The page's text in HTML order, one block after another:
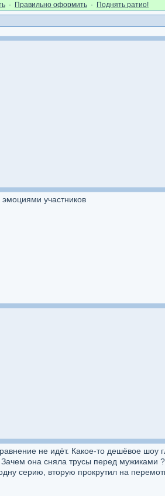
· Правильно оформить · Поднять ратио!
эмоциями участников
не идёт. Какое-то дешёвое
она сняла трусы перед мужиками
серию, вторую прокрутил на